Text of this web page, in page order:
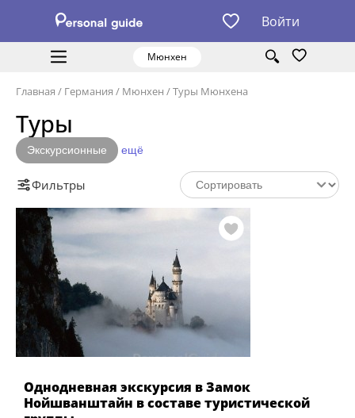
Войти
Мюнхен
Главная / Германия / Мюнхен /Туры Мюнхена
Туры
Экскурсионные ещё
Фильтры
Однодневная экскурсия в Замок
Нойшванштайн в составе туристической